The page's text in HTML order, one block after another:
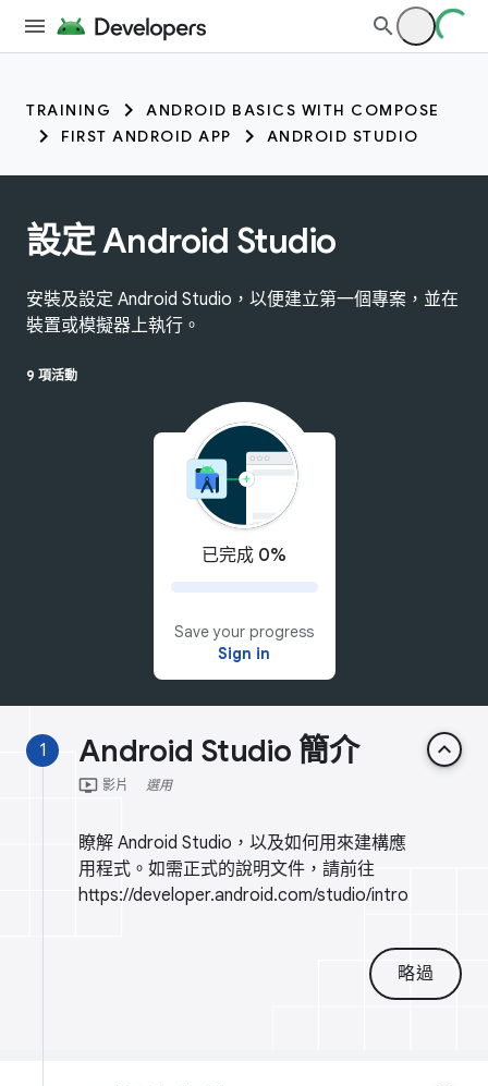
TRAINING
ANDROID BASICS WITH COMPOSE
FIRST ANDROID APP
ANDROID STUDIO
設定 Android Studio
安裝及設定 Android Studio，以便建立第一個專案，並在
裝置或模擬器上執行。
9 項活動
已完成 0%
Save your progress
Sign in
1 Android Studio 簡介 keyboard_arrow_up
ondemand_video 影片 選用
瞭解 Android Studio，以及如何用來建構應
用程式。如需正式的說明文件，請前往
https://developer.android.com/studio/intro
略過